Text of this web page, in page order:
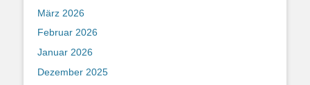
März 2026
Februar 2026
Januar 2026
Dezember 2025